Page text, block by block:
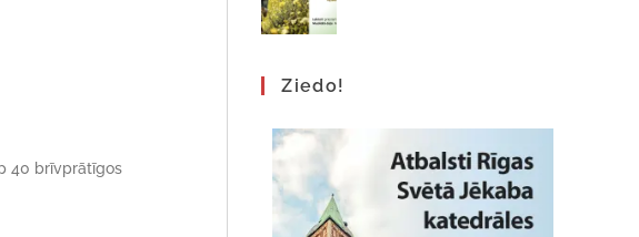
40 brīvprātīgos
Ziedo!